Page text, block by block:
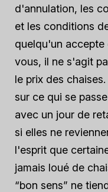
d'annulation, les
et les conditions
quelqu'un accepte
vous, il ne s'agit
le prix des
sur ce qui se
avec un jour de
si elles ne
l'esprit que
jamais loué de
“bon sens” ne